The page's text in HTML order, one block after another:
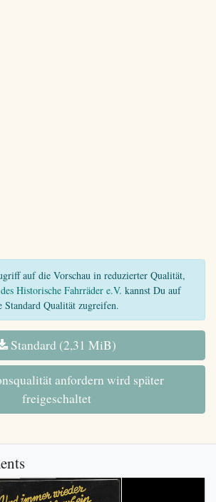
auf die Vorschau in reduzierter Qualität,
Historische Fahrräder e.V. kannst Du auf
Standard Qualität zugreifen.
Standard (2,31 MiB)
anfordern wird später
freigeschaltet